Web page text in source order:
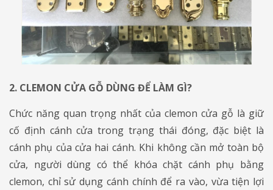
2. CLEMON CỬA GỖ DÙNG ĐỂ LÀM GÌ?
​​​​​​​Chức năng quan trọng nhất của clemon cửa gỗ là giữ
cố định cánh cửa trong trạng thái đóng, đặc biệt là
cánh phụ của cửa hai cánh. Khi không cần mở toàn bộ
cửa, người dùng có thể khóa chặt cánh phụ bằng
clemon, chỉ sử dụng cánh chính để ra vào, vừa tiện lợi